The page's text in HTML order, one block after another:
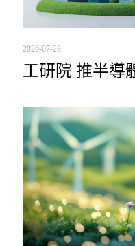
2026-07-28
工研院 推半導